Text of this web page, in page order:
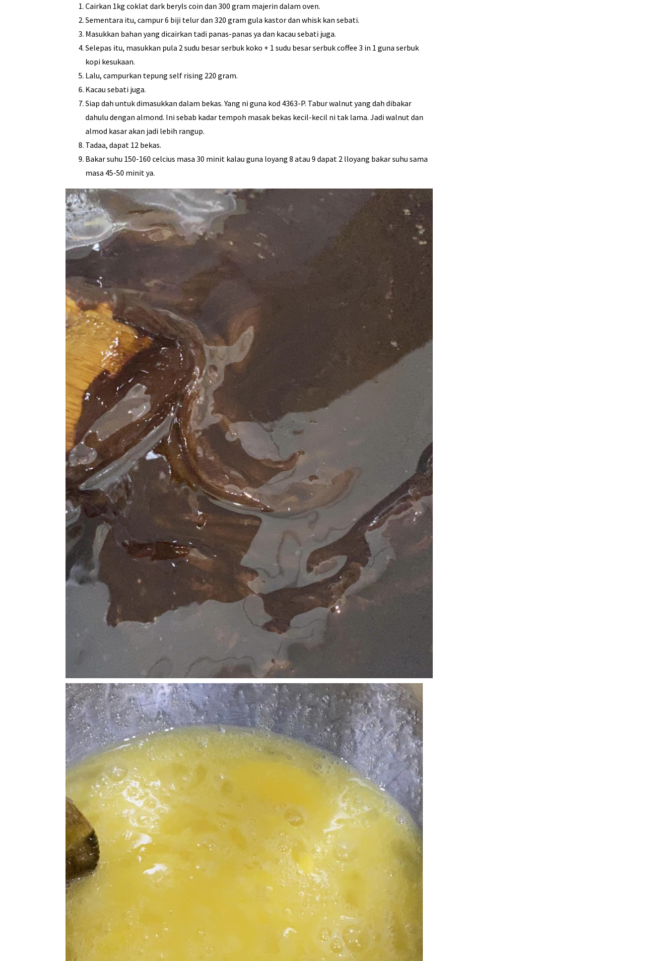
Cairkan 1kg coklat dark beryls coin dan 300 gram majerin dalam oven.
Sementara itu, campur 6 biji telur dan 320 gram gula kastor dan whisk kan sebati.
Masukkan bahan yang dicairkan tadi panas-panas ya dan kacau sebati juga.
Selepas itu, masukkan pula 2 sudu besar serbuk koko + 1 sudu besar serbuk coffee 3 in 1 guna serbuk
kopi kesukaan.
Lalu, campurkan tepung self rising 220 gram.
Kacau sebati juga.
Siap dah untuk dimasukkan dalam bekas. Yang ni guna kod 4363-P. Tabur walnut yang dah dibakar
dahulu dengan almond. Ini sebab kadar tempoh masak bekas kecil-kecil ni tak lama. Jadi walnut dan
almod kasar akan jadi lebih rangup.
Tadaa, dapat 12 bekas.
Bakar suhu 150-160 celcius masa 30 minit kalau guna loyang 8 atau 9 dapat 2 lloyang bakar suhu sama
masa 45-50 minit ya.